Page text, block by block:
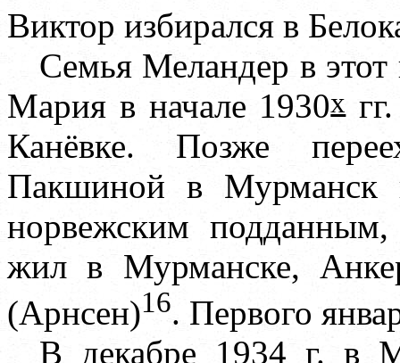
Виктор избирался в
Семья Меландер в
Мария в начале 1930хгг.
Канёвке. Позже
Пакшиной в Мурманск
норвежским
жил в Мурманске,
(Арнсен)16. Первого
В декабре 1934 г. в